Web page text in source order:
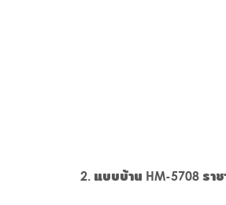
แบบบ้าน HM-5708 ราช